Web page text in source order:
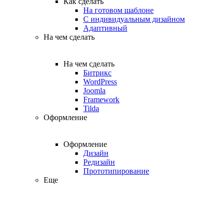
На готовом шаблоне
С индивидуальным дизайном
Адаптивный
На чем сделать
На чем сделать
Битрикс
WordPress
Joomla
Framework
Tilda
Оформление
Оформление
Дизайн
Редизайн
Прототипирование
Еще